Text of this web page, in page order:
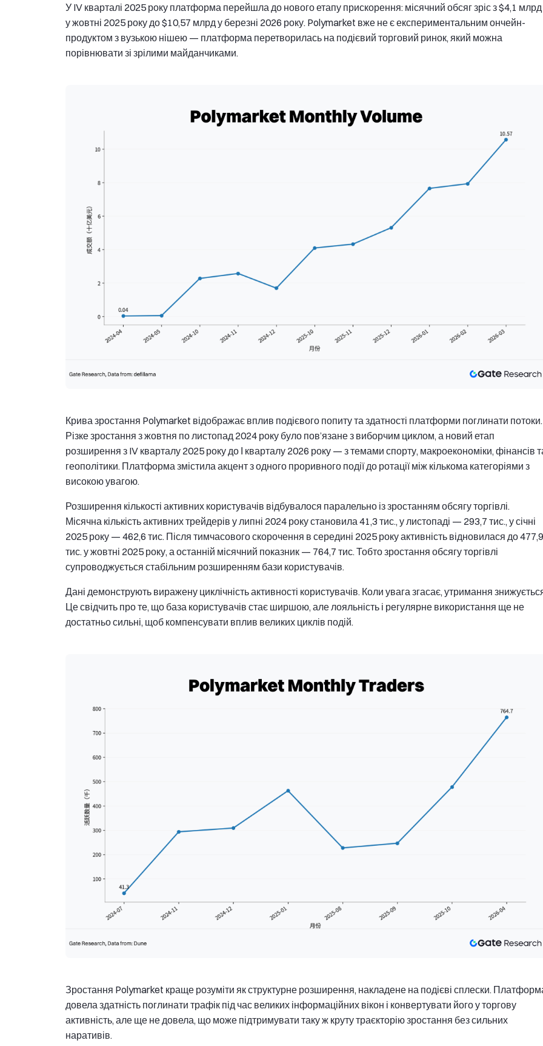
У IV кварталі 2025 року платформа перейшла до нового етапу прискорення: місячний обсяг зріс з $4,1 млрд
у жовтні 2025 року до $10,57 млрд у березні 2026 року. Polymarket вже не є експериментальним ончейн-
продуктом з вузькою нішею — платформа перетворилась на подієвий торговий ринок, який можна
порівнювати зі зрілими майданчиками.
Крива зростання Polymarket відображає вплив подієвого попиту та здатності платформи поглинати потоки.
Різке зростання з жовтня по листопад 2024 року було пов’язане з виборчим циклом, а новий етап
розширення з IV кварталу 2025 року до І кварталу 2026 року — з темами спорту, макроекономіки, фінансів
геополітики. Платформа змістила акцент з одного проривного події до ротації між кількома категоріями з
високою увагою.
Розширення кількості активних користувачів відбувалося паралельно із зростанням обсягу торгівлі.
Місячна кількість активних трейдерів у липні 2024 року становила 41,3 тис., у листопаді — 293,7 тис., у січні
2025 року — 462,6 тис. Після тимчасового скорочення в середині 2025 року активність відновилася до 477,9
тис. у жовтні 2025 року, а останній місячний показник — 764,7 тис. Тобто зростання обсягу торгівлі
супроводжується стабільним розширенням бази користувачів.
Дані демонструють виражену циклічність активності користувачів. Коли увага згасає, утримання
Це свідчить про те, що база користувачів стає ширшою, але лояльність і регулярне використання ще не
достатньо сильні, щоб компенсувати вплив великих циклів подій.
Зростання Polymarket краще розуміти як структурне розширення, накладене на подієві сплески.
довела здатність поглинати трафік під час великих інформаційних вікон і конвертувати його у торгову
активність, але ще не довела, що може підтримувати таку ж круту траєкторію зростання без сильних
наративів.